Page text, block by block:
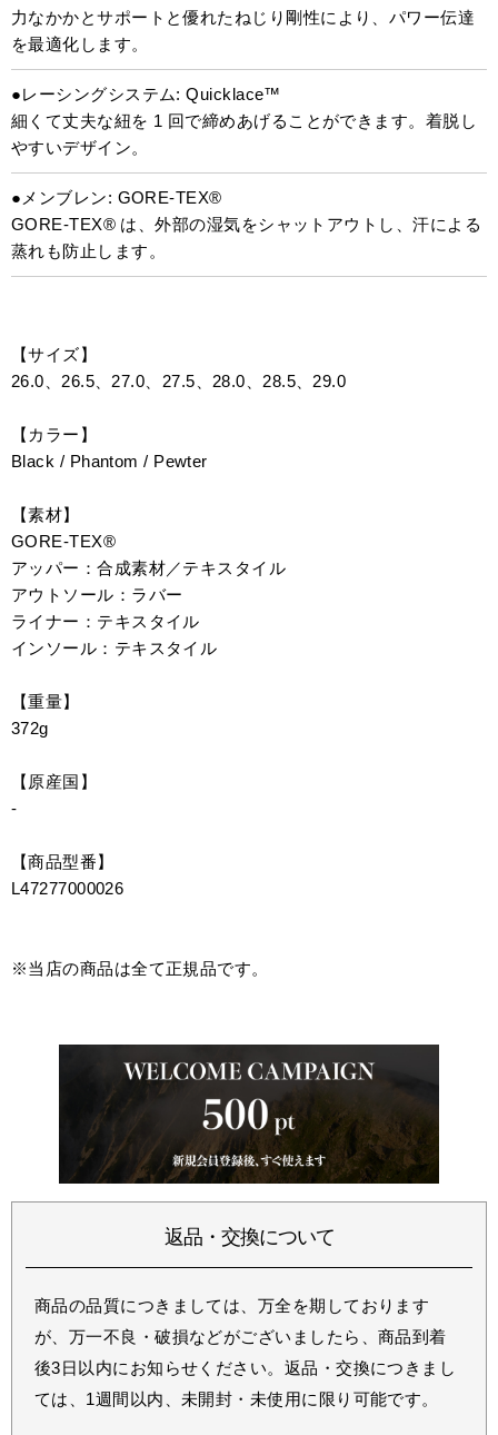
力なかかとサポートと優れたねじり剛性により、パワー伝達
を最適化します。
●レーシングシステム: Quicklace™
細くて丈夫な紐を 1 回で締めあげることができます。着脱し
やすいデザイン。
●メンブレン: GORE-TEX®
GORE-TEX® は、外部の湿気をシャットアウトし、汗による
蒸れも防止します。
【サイズ】
26.0、26.5、27.0、27.5、28.0、28.5、29.0
【カラー】
Black / Phantom / Pewter
【素材】
GORE-TEX®
アッパー：合成素材／テキスタイル
アウトソール：ラバー
ライナー：テキスタイル
インソール：テキスタイル
【重量】
372g
【原産国】
-
【商品型番】
L47277000026
※当店の商品は全て正規品です。
返品・交換について
商品の品質につきましては、万全を期しております
が、万一不良・破損などがございましたら、商品到着
後3日以内にお知らせください。返品・交換につきまし
ては、1週間以内、未開封・未使用に限り可能です。